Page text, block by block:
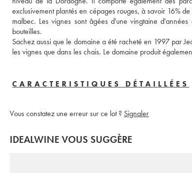
exclusivement plantés en cépages rouges, à savoir 16%
malbec. Les vignes sont âgées d'une vingtaine
bouteilles.
Sachez aussi que le domaine a été racheté en 1997 par
les vignes que dans les chais. Le domaine produit
CARACTERISTIQUES DÉTAILLÉES
Vous constatez une erreur sur ce lot ? Signaler
IDEALWINE VOUS SUGGÈRE